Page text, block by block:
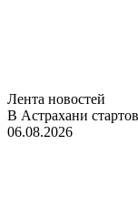
Лента новостей
В Астрахани
06.08.2026